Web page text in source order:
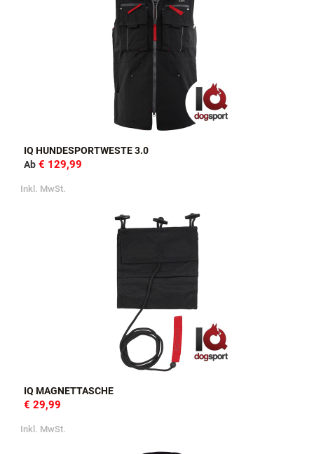
IQ HUNDESPORTWESTE 3.0
Ab € 129,99
Inkl. MwSt.
IQ MAGNETTASCHE
€ 29,99
Inkl. MwSt.